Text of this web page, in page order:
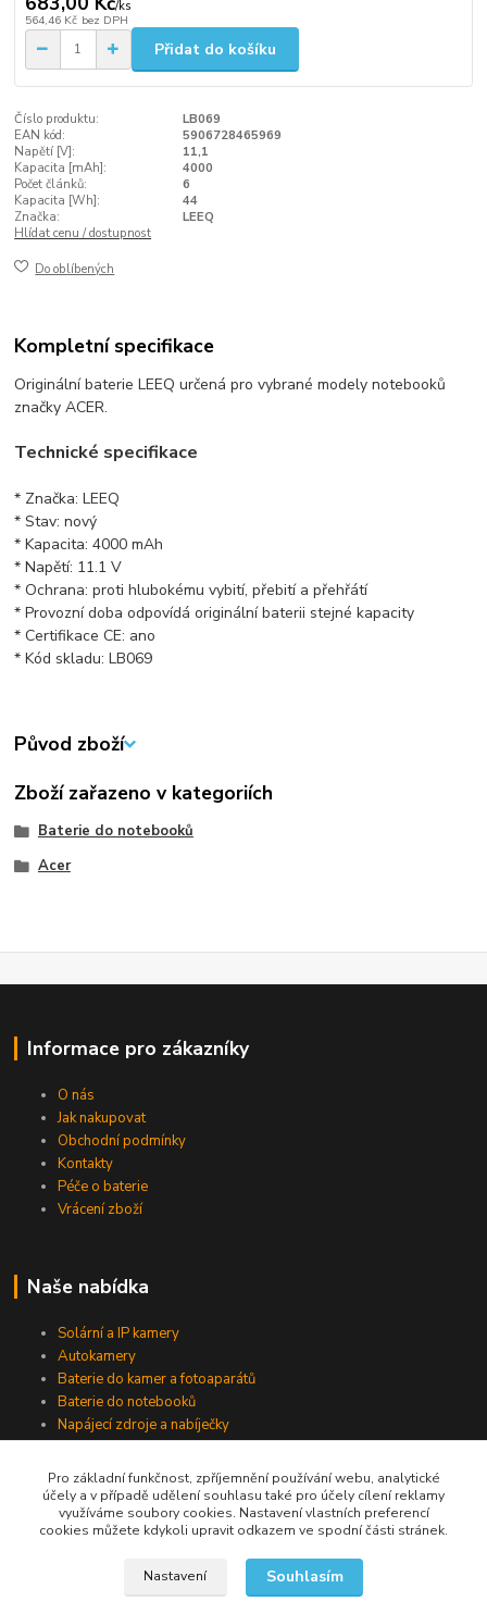
/ks
564,46 Kč bez DPH
Přidat do košíku
Číslo produktu:
LB069
EAN kód:
5906728465969
Napětí [V]:
11,1
Kapacita [mAh]:
4000
Počet článků:
6
Kapacita [Wh]:
44
Značka:
LEEQ
Hlídat cenu / dostupnost
Do oblíbených
Kompletní specifikace
Originální baterie LEEQ určená pro vybrané modely notebooků
značky ACER.
Technické specifikace
* Značka: LEEQ
* Stav: nový
* Kapacita: 4000 mAh
* Napětí: 11.1 V
* Ochrana: proti hlubokému vybití, přebití a přehřátí
* Provozní doba odpovídá originální baterii stejné kapacity
* Certifikace CE: ano
* Kód skladu: LB069
Původ zboží
Zboží zařazeno v kategoriích
Baterie do notebooků
Acer
Informace pro zákazníky
O nás
Jak nakupovat
Obchodní podmínky
Kontakty
Péče o baterie
Vrácení zboží
Naše nabídka
Solární a IP kamery
Autokamery
Baterie do kamer a fotoaparátů
Baterie do notebooků
Napájecí zdroje a nabíječky
Jsme na Facebooku
Pro základní funkčnost, zpříjemnění používání webu, analytické
účely a v případě udělení souhlasu také pro účely cílení reklamy
využíváme soubory cookies. Nastavení vlastních preferencí
cookies můžete kdykoli upravit odkazem ve spodní části stránek.
Nastavení Souhlasím